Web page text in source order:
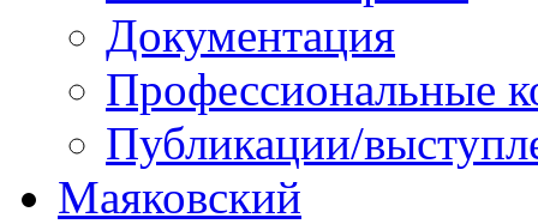
Документация
Профессиональные
Публикации/
Маяковский